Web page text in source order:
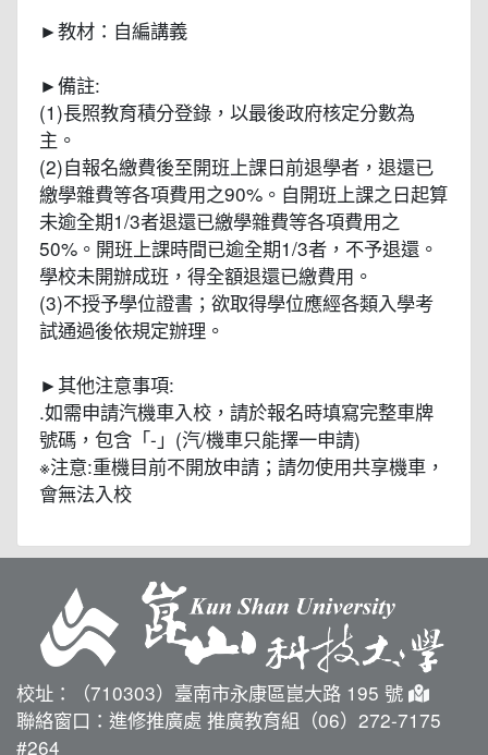
►教材：自編講義
►備註:
(1)長照教育積分登錄，以最後政府核定分數為
主。
(2)自報名繳費後至開班上課日前退學者，退還已
繳學雜費等各項費用之90%。自開班上課之日起算
未逾全期1/3者退還已繳學雜費等各項費用之
50%。開班上課時間已逾全期1/3者，不予退還。
學校未開辦成班，得全額退還已繳費用。
(3)不授予學位證書；欲取得學位應經各類入學考
試通過後依規定辦理。
►其他注意事項:
.如需申請汽機車入校，請於報名時填寫完整車牌
號碼，包含「-」(汽/機車只能擇一申請)
※注意:重機目前不開放申請；請勿使用共享機車，
會無法入校
校址：（710303）臺南市永康區崑大路 195 號
聯絡窗口：進修推廣處 推廣教育組（06）272-7175
#264